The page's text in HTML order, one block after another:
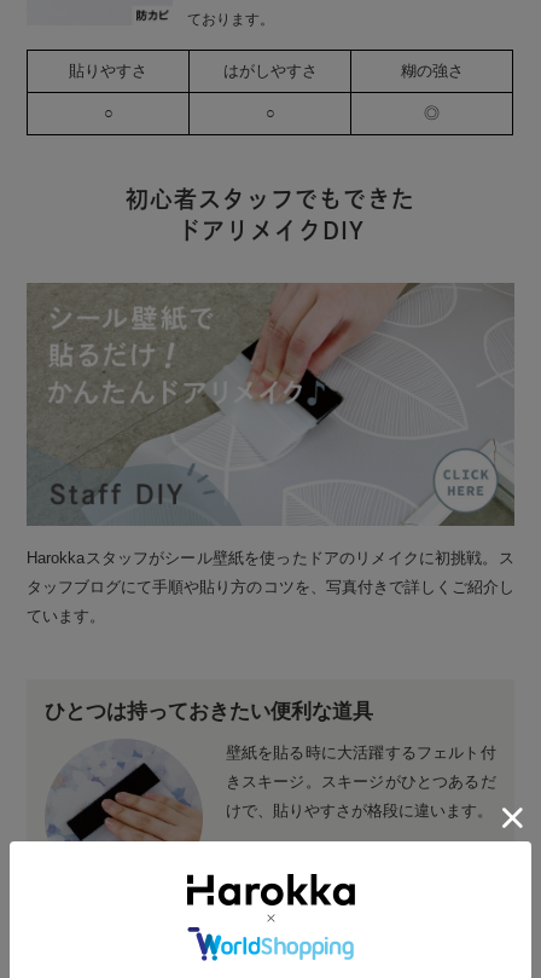
ております。
貼りやすさ はがしやすさ 糊の強さ
○ ○ ◎
初心者スタッフでもできた
ドアリメイクDIY
Harokkaスタッフがシール壁紙を使ったドアのリメイクに初挑戦。ス
タッフブログにて手順や貼り方のコツを、写真付きで詳しくご紹介し
ています。
ひとつは持っておきたい便利な道具
壁紙を貼る時に大活躍するフェルト付
きスキージ。スキージがひとつあるだ
けで、貼りやすさが格段に違います。
スキージはこちら